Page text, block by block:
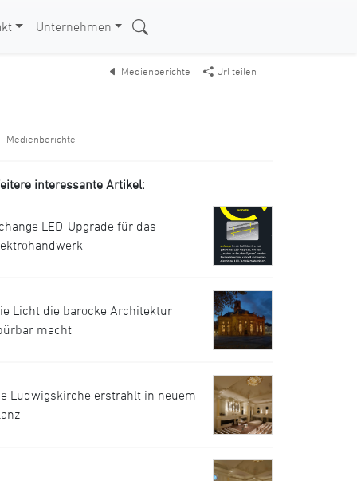
Unternehmen
Url teilen
Medienberichte
Medienberichte
interessante Artikel:
LED-Upgrade für das
Licht die barocke Architektur
macht
Ludwigskirche erstrahlt in neuem